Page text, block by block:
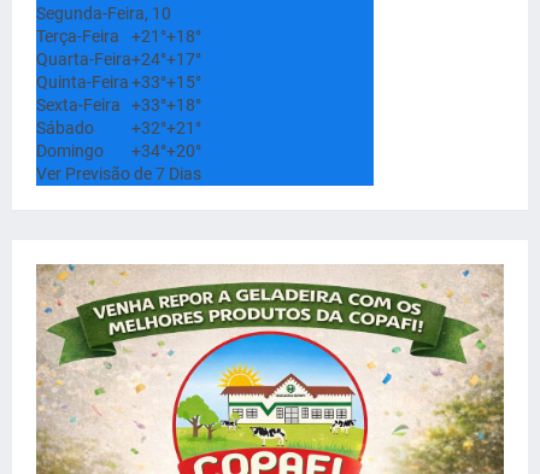
Segunda-Feira, 10
Terça-Feira
+21°+18°
Quarta-Feira+24°+17°
Quinta-Feira+33°+15°
Sexta-Feira
+33°+18°
Sábado
+32°+21°
Domingo
+34°+20°
Ver Previsão de 7 Dias